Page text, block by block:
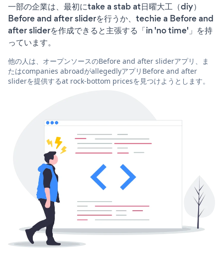
一部の企業は、最初にtake a stab at日曜大工（diy）
Before and after sliderを行うか、techie a Before and
after sliderを作成できると主張する「in 'no time'」を持
っています。
他の人は、オープンソースのBefore and after sliderアプリ、ま
たはcompanies abroadがallegedlyアプリBefore and after
sliderを提供するat rock-bottom pricesを見つけようとします。